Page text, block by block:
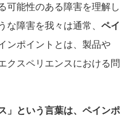
可能性のある障害を理解し
な障害を我々は通常、 ペイ
ンポイントとは、製品や
クスペリエンスにおける問
」という言葉は、ペインポ